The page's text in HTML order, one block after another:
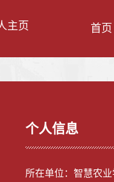
主页 首页
个人信息
所在单位：智慧农业